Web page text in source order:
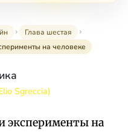
Глава шестая
на человеке
Sgreccia)
эксперименты на